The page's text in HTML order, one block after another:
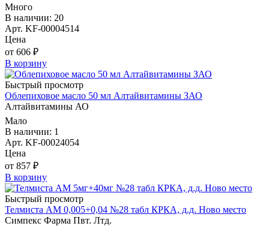
Много
В наличии: 20
Арт. KF-00004514
Цена
от 606 ₽
В корзину
Быстрый просмотр
Облепиховое масло 50 мл Алтайвитамины ЗАО
Алтайвитамины АО
Мало
В наличии: 1
Арт. KF-00024054
Цена
от 857 ₽
В корзину
Быстрый просмотр
Телмиста АМ 0,005+0,04 №28 табл КРКА, д.д. Ново место
Симпекс Фарма Пвт. Лтд.